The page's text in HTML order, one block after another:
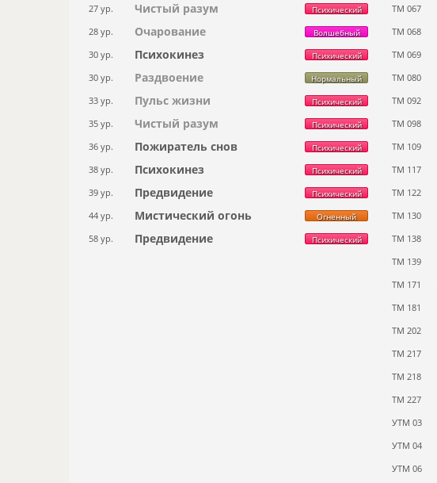
27 ур. Чистый разум Психический
28 ур. Очарование Волшебный
30 ур. Психокинез Психический
30 ур. Раздвоение Нормальный
33 ур. Пульс жизни Психический
35 ур. Чистый разум Психический
36 ур. Пожиратель снов Психический
38 ур. Психокинез Психический
39 ур. Предвидение Психический
44 ур. Мистический огонь Огненный
58 ур. Предвидение Психический
ТМ 067
ТМ 068
ТМ 069
ТМ 080
ТМ 092
ТМ 098
ТМ 109
ТМ 117
ТМ 122
ТМ 130
ТМ 138
ТМ 139
ТМ 171
ТМ 181
ТМ 202
ТМ 217
ТМ 218
ТМ 227
УТМ 03
УТМ 04
УТМ 06